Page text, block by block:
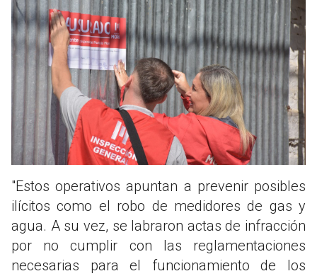
"Estos operativos apuntan a prevenir posibles
ilícitos como el robo de medidores de gas y
agua. A su vez, se labraron actas de infracción
por no cumplir con las reglamentaciones
necesarias para el funcionamiento de los